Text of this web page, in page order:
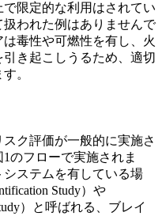
限定的な利用はされてい
われた例はありませんで
毒性や可燃性を有し、火
き起こしうるため、適切
。
ク評価が一般的に実施さ
のフローで実施されま
ステムを有している場
Study）や
）と呼ばれる、ブレイ